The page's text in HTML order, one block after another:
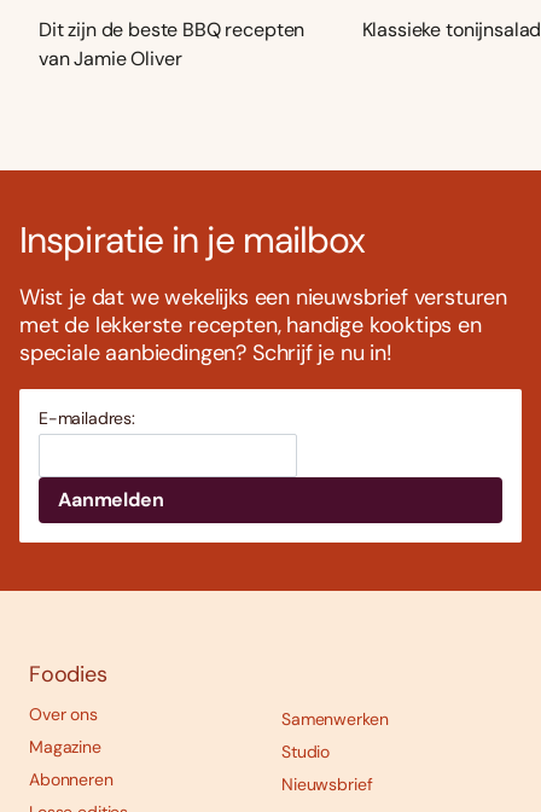
Dit zijn de beste BBQ recepten
van Jamie Oliver
Klassieke
Inspiratie in je mailbox
Wist je dat we wekelijks een nieuwsbrief versturen
met de lekkerste recepten, handige kooktips en
speciale aanbiedingen? Schrijf je nu in!
E-mailadres:
Foodies
Over ons
Magazine
Abonneren
Samenwerken
Studio
Nieuwsbrief